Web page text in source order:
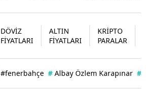
Batman
Şırnak
Ardahan
DÖVİZ
FİYATLARI
ALTIN
FİYATLARI
KRİPTO
PARALAR
#fenerbahçe # Albay Özlem Karapınar #